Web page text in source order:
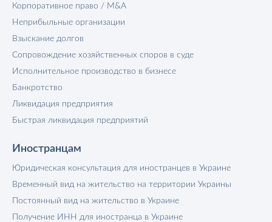
Корпоративное право / M&A
Неприбыльные организации
Взыскание долгов
Сопровождение хозяйственных споров в суде
Исполнительное производство в бизнесе
Банкротство
Ликвидация предприятия
Быстрая ликвидация предприятий
Иностранцам
Юридическая консультация для иностранцев в Украине
Временный вид на жительство на территории Украины
Постоянный вид на жительство в Украине
Получение ИНН для иностранца в Украине